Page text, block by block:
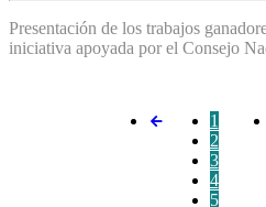
Presentación de los trabajos
iniciativa apoyada por el Consejo
1
2
3
4
5